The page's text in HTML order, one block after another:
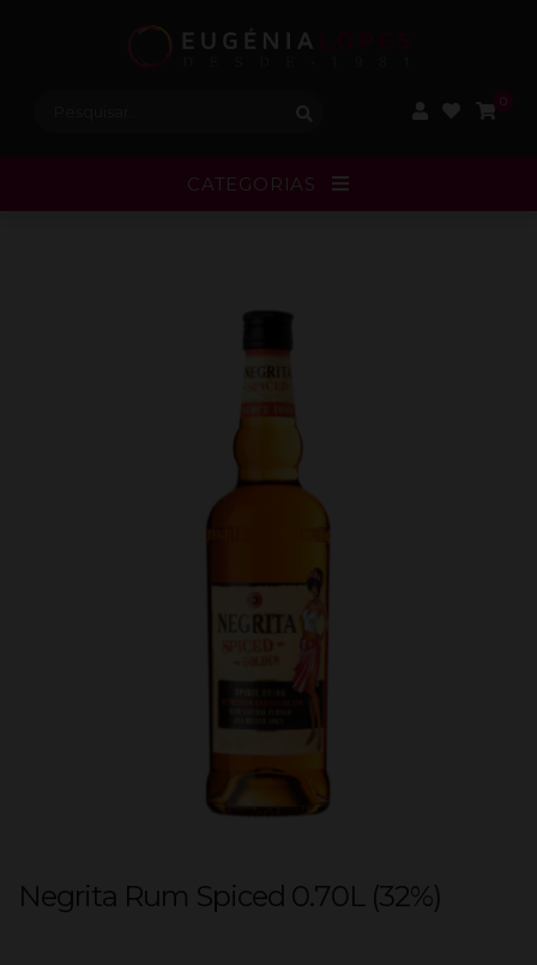
CATEGORIAS
Negrita Rum Spiced 0.70L (32%)